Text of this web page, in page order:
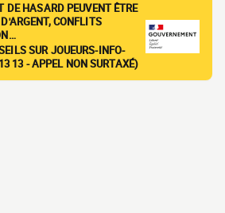
DE HASARD PEUVENT ÊTRE
CONFLITS
SUR JOUEURS-INFO-
13 - APPEL NON SURTAXÉ)